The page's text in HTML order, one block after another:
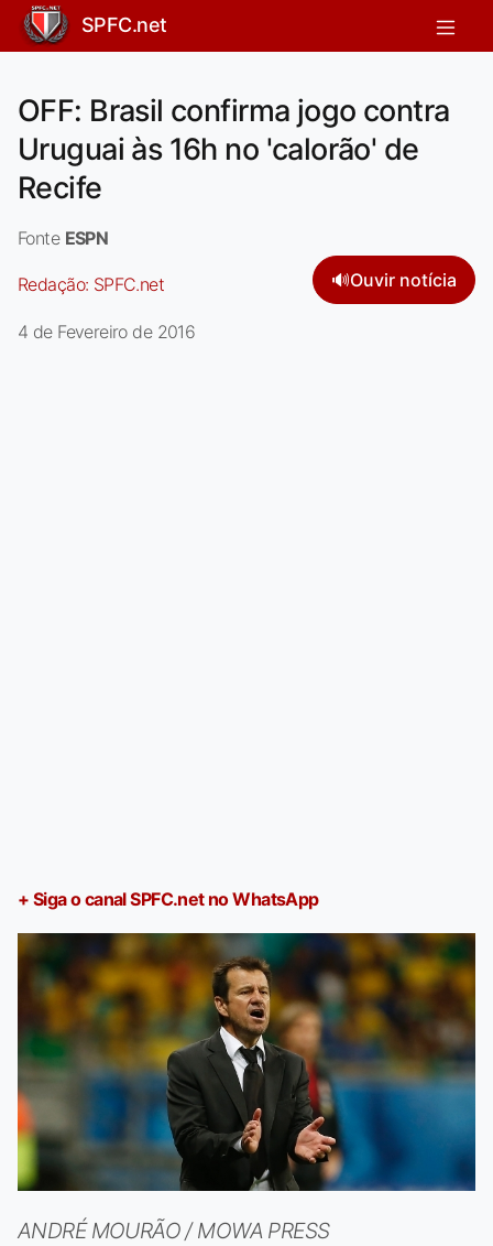
SPFC.net
OFF: Brasil confirma jogo contra
Uruguai às 16h no 'calorão' de
Recife
Fonte ESPN
Redação: SPFC.net 🔊Ouvir notícia
4 de Fevereiro de 2016
+ Siga o canal SPFC.net no WhatsApp
ANDRÉ MOURÃO / MOWA PRESS